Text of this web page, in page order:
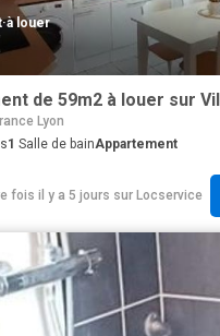
·à louer
de 59m2 à louer sur
Lyon
1 Salle de bainAppartement
fois il y a 5 jours sur Locservice